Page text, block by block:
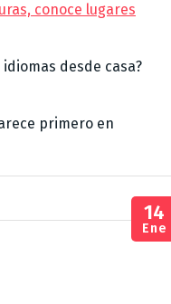
conoce lugares
desde casa?
primero en
14
Ene